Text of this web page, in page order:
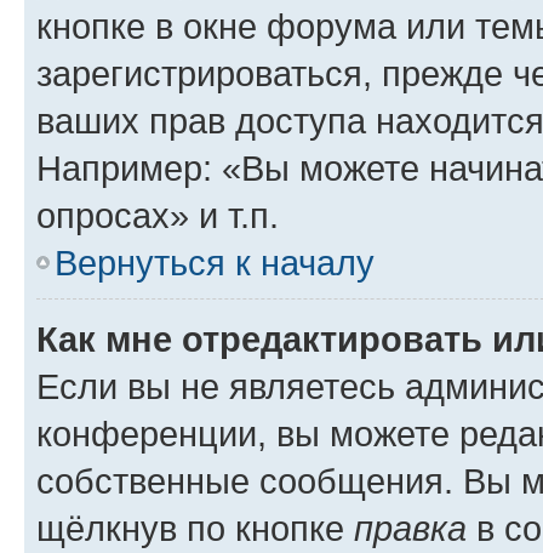
кнопке в окне форума или
зарегистрироваться, прежде
ваших прав доступа
Например: «Вы можете
опросах» и т.п.
Вернуться к началу
Как мне отредактировать
Если вы не являетесь
конференции, вы можете
собственные сообщения. Вы
щёлкнув по кнопке правка в